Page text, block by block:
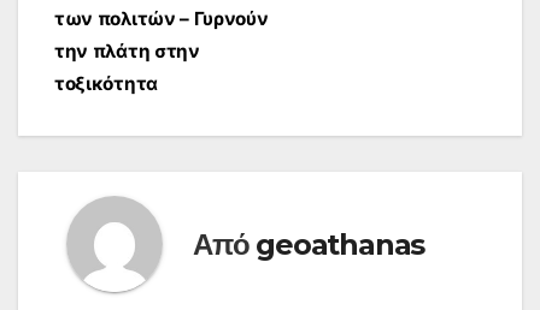
των πολιτών – Γυρνούν
την πλάτη στην
τοξικότητα
Από geoathanas